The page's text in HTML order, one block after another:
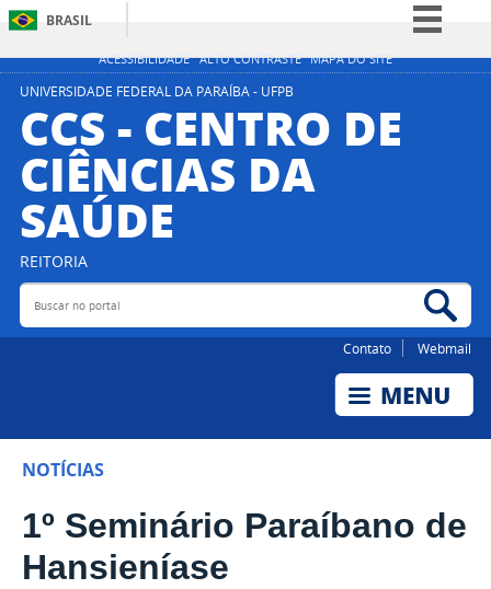
ACESSIBILIDADE ALTO CONTRASTE MAPA DO SITE
BRASIL
Simplifique!
Participe
Acesso à informação
Legislação
UNIVERSIDADE FEDERAL DA PARAÍBA - UFPB
CCS - CENTRO DE
CIÊNCIAS DA
SAÚDE
REITORIA
Buscar no portal
Contato Webmail
NOTÍCIAS
1º Seminário Paraíbano de
Hansieníase